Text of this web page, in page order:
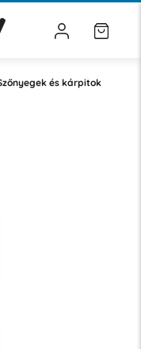
és kárpitok